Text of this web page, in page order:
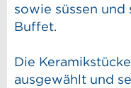
sowie süssen und
Buffet.
Die
ausgewählt und